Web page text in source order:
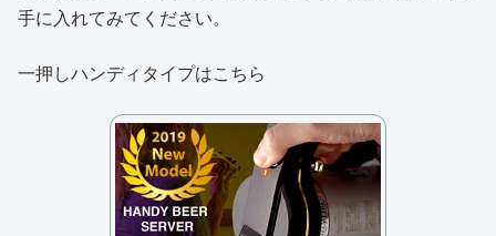
手に入れてみてください。
一押しハンディタイプはこちら